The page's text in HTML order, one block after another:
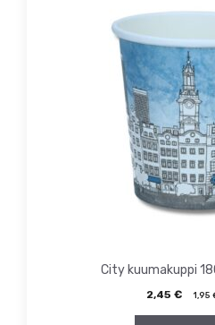
City kuumakuppi
2,45 € 1,95